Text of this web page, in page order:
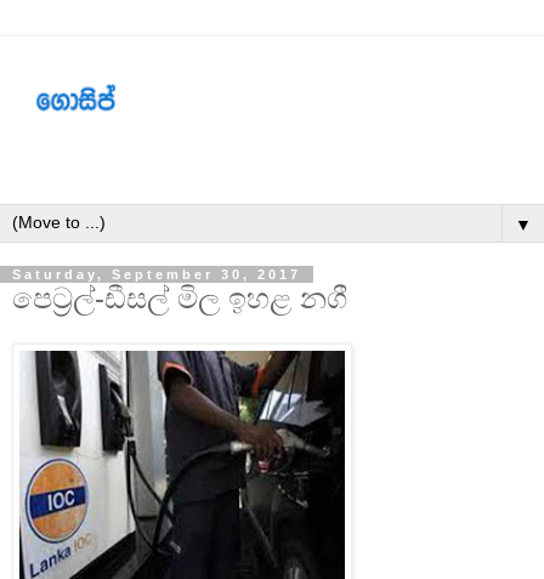
▼
Saturday, September 30, 2017
පෙට්‍රල්-ඩීසල් මිල ඉහළ නගී